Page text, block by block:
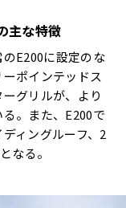
主な特徴
E200に設定のな
ポインテッドス
グリルが、より
。また、E200で
ィングルーフ、2
なる。